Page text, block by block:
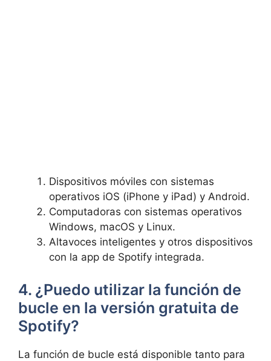
Dispositivos móviles⁣ con sistemas
operativos iOS ​(iPhone y iPad) y Android.
Computadoras con sistemas operativos
Windows, ⁣macOS y Linux.
Altavoces inteligentes y‍ otros ⁢dispositivos
con la ⁣app de Spotify‍ integrada.
4. ⁢¿Puedo​ utilizar ​la función⁤ de
‌bucle⁢ en la versión gratuita de
⁢Spotify?
La función de bucle está disponible⁢ tanto para